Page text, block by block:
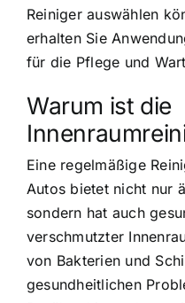
Reiniger auswählen
erhalten Sie
für die Pflege und
Warum ist die
Eine regelmäßige
Autos bietet nicht nur
sondern hat auch
verschmutzter
von Bakterien und
gesundheitlichen